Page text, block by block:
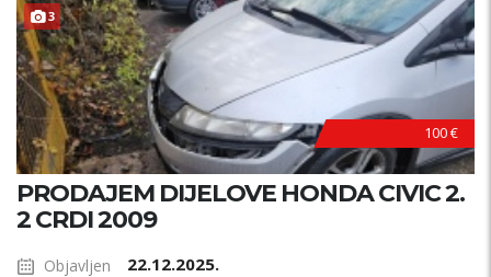
3
100 €
PRODAJEM DIJELOVE HONDA CIVIC 2.
2 CRDI 2009
Objavljen 22.12.2025.